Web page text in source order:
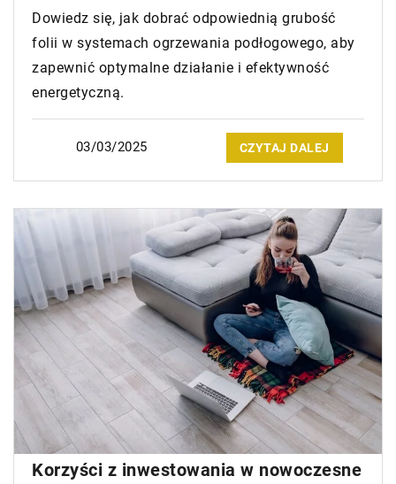
Dowiedz się, jak dobrać odpowiednią grubość
folii w systemach ogrzewania podłogowego, aby
zapewnić optymalne działanie i efektywność
energetyczną.
03/03/2025 CZYTAJ DALEJ
Korzyści z inwestowania w nowoczesne